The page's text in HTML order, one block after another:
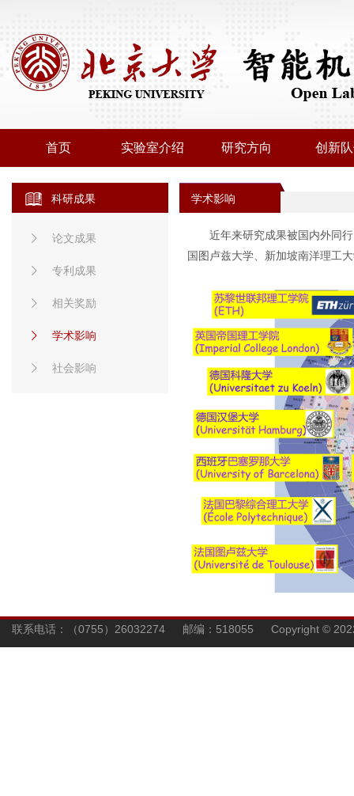
首页 实验室介绍 研究方向 创新
科研成果
论文成果
专利成果
相关奖励
学术影响
社会影响
学术影响
近年来研究成果被国内外同行
国图卢兹大学、新加坡南洋理工
联系电话：（0755）26032274 邮编：518055 Copyright ©